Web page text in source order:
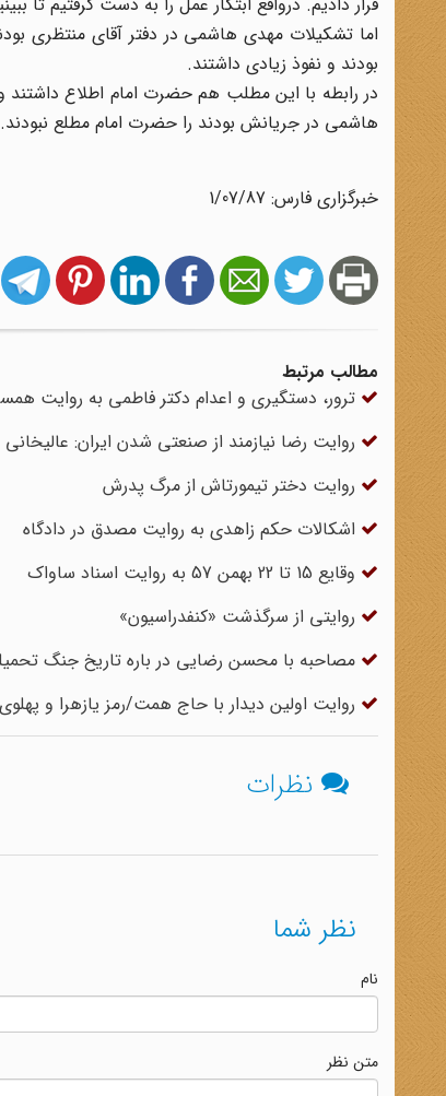
اما تشکیلات مهدی هاشمی در دفتر آقای منتظری
بودند و نفوذ زیادی داشتند.
در رابطه با این مطلب هم حضرت امام اطلاع داشتند
هاشمی در جریانش بودند را حضرت امام مطلع نبودند.
خبرگزاری فارس: 1/07/87
مطالب مرتبط
ترور، دستگیری و اعدام دکتر فاطمی به روایت
روایت رضا نیازمند از صنعتی شدن ایران:
روایت دختر تیمورتاش از مرگ پدرش
اشکالات حکم زاهدی به روایت مصدق در دادگاه
وقایع 15 تا 22 بهمن 57 به روایت اسناد ساواک
روایتی از سرگذشت «کنفدراسیون»
مصاحبه با محسن رضایی در باره تاریخ جنگ
روایت اولین دیدار با حاج همت/رمز یازهرا و
نظرات
نظر شما
نام
متن نظر